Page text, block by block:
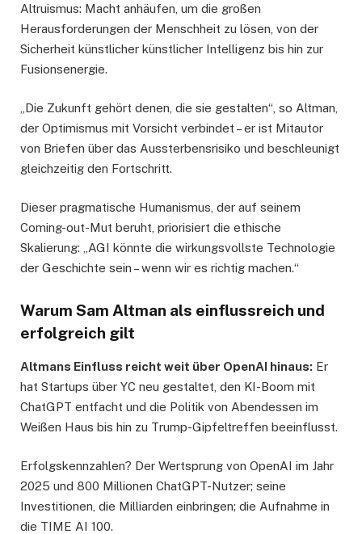
Altruismus: Macht anhäufen, um die großen
Herausforderungen der Menschheit zu lösen, von der
Sicherheit künstlicher künstlicher Intelligenz bis hin zur
Fusionsenergie.
„Die Zukunft gehört denen, die sie gestalten“, so Altman,
der Optimismus mit Vorsicht verbindet – er ist Mitautor
von Briefen über das Aussterbensrisiko und beschleunigt
gleichzeitig den Fortschritt.
Dieser pragmatische Humanismus, der auf seinem
Coming-out-Mut beruht, priorisiert die ethische
Skalierung: „AGI könnte die wirkungsvollste Technologie
der Geschichte sein – wenn wir es richtig machen.“
Warum Sam Altman als einflussreich und
erfolgreich gilt
Altmans Einfluss reicht weit über OpenAI hinaus: Er
hat Startups über YC neu gestaltet, den KI-Boom mit
ChatGPT entfacht und die Politik von Abendessen im
Weißen Haus bis hin zu Trump-Gipfeltreffen beeinflusst.
Erfolgskennzahlen? Der Wertsprung von OpenAI im Jahr
2025 und 800 Millionen ChatGPT-Nutzer; seine
Investitionen, die Milliarden einbringen; die Aufnahme in
die TIME AI 100.